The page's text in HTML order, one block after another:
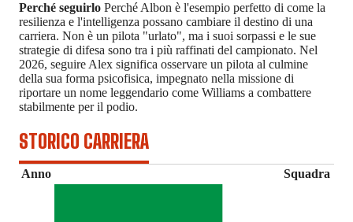
Perché seguirlo Perché Albon è l'esempio perfetto di come la
resilienza e l'intelligenza possano cambiare il destino di una
carriera. Non è un pilota "urlato", ma i suoi sorpassi e le sue
strategie di difesa sono tra i più raffinati del campionato. Nel
2026, seguire Alex significa osservare un pilota al culmine
della sua forma psicofisica, impegnato nella missione di
riportare un nome leggendario come Williams a combattere
stabilmente per il podio.
STORICO CARRIERA
Anno Squadra